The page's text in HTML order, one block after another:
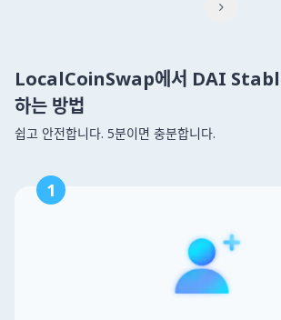

LocalCoinSwap에서 DAI
하는 방법
쉽고 안전합니다. 5분이면 충분합니다.
1